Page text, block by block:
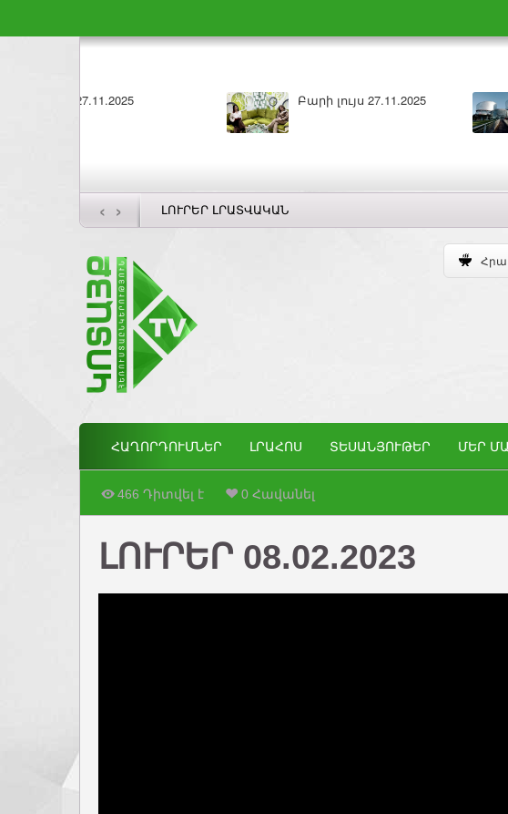
ԼՈՒՐԵՐ 26.11.2025 Բարի լույս
‹ › ԼՈՒՐԵՐ ԼՐԱՏՎԱԿԱՆ
ՀԱՂՈՐԴՈՒՄՆԵՐ ԼՐԱՀՈՍ ՏԵՍԱՆՅՈՒԹԵՐ ՄԵՐ
466 Դիտվել է 0 Հավանել
ԼՈՒՐԵՐ 08.02.2023